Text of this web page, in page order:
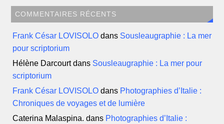
COMMENTAIRES RÉCENTS
Frank César LOVISOLO dans Sousleaugraphie : La mer
pour scriptorium
Hélène Darcourtdans Sousleaugraphie : La mer pour
scriptorium
Frank César LOVISOLO dans Photographies d’Italie :
Chroniques de voyages et de lumière
Caterina Malaspina. dans Photographies d’Italie :